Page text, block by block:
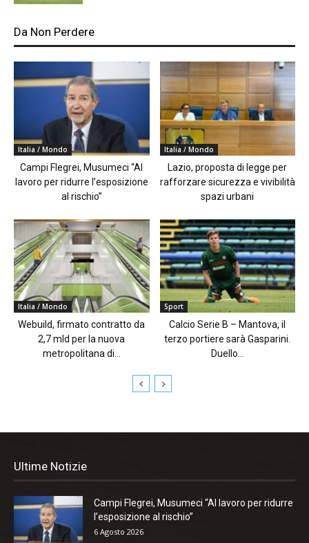
Da Non Perdere
Italia / Mondo
Campi Flegrei, Musumeci “Al
lavoro per ridurre l’esposizione
al rischio”
Italia / Mondo
Lazio, proposta di legge per
rafforzare sicurezza e vivibilità
spazi urbani
Italia / Mondo
Webuild, firmato contratto da
2,7 mld per la nuova
metropolitana di...
Sport
Calcio Serie B – Mantova, il
terzo portiere sarà Gasparini.
Duello...
Ultime Notizie
Campi Flegrei, Musumeci “Al lavoro per ridurre
l’esposizione al rischio”
6 Agosto 2026